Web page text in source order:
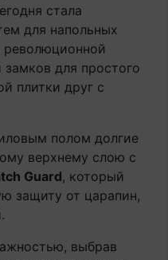
стала
для напольных
революционной
замков для простого
плитки друг с
полом долгие
верхнему слою с
Guard, который
защиту от царапин,
выбрав